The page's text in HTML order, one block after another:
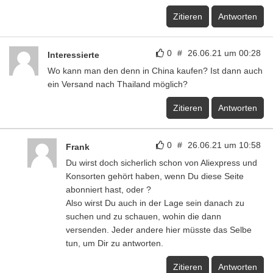
Zitieren Antworten
0 # 26.06.21 um 00:28
Interessierte
Wo kann man den denn in China kaufen? Ist dann auch
ein Versand nach Thailand möglich?
Zitieren Antworten
0 # 26.06.21 um 10:58
Frank
Du wirst doch sicherlich schon von Aliexpress und
Konsorten gehört haben, wenn Du diese Seite
abonniert hast, oder ?
Also wirst Du auch in der Lage sein danach zu
suchen und zu schauen, wohin die dann
versenden. Jeder andere hier müsste das Selbe
tun, um Dir zu antworten.
Zitieren Antworten